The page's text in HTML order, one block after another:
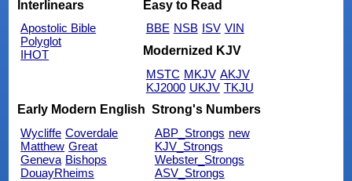
Interlinears
Apostolic Bible
Polyglot
IHOT
Easy to Read
BBE NSB ISV VIN
Modernized KJV
MSTC MKJV AKJV
KJ2000 UKJV TKJU
Early Modern English
Wycliffe Coverdale
Matthew Great
Geneva Bishops
DouayRheims
Strong's Numbers
ABP_Strongs new
KJV_Strongs
Webster_Strongs
ASV_Strongs